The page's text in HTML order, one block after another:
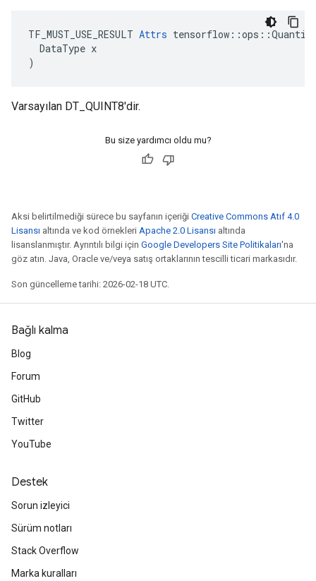
TF_MUST_USE_RESULT Attrs
  DataType x
)
Varsayılan DT_QUINT8'dir.
Bu size yardımcı oldu mu?
Aksi belirtilmediği sürece bu sayfanın içeriği Creative Commons Atıf 4.0
Lisansı altında ve kod örnekleri Apache 2.0 Lisansı altında
lisanslanmıştır. Ayrıntılı bilgi için Google Developers Site Politikaları'na
göz atın. Java, Oracle ve/veya satış ortaklarının tescilli ticari markasıdır.
Son güncelleme tarihi: 2026-02-18 UTC.
Bağlı kalma
Blog
Forum
GitHub
Twitter
YouTube
Destek
Sorun izleyici
Sürüm notları
Stack Overflow
Marka kuralları